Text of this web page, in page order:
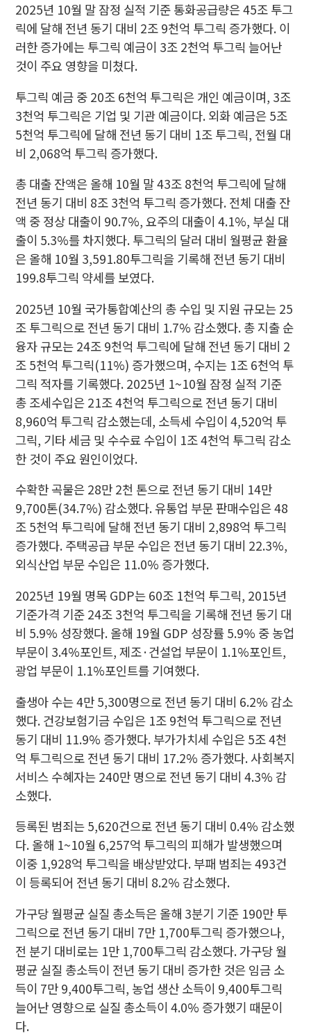
2025년 10월 말 잠정 실적 기준 통화공급량은 45조 투그
릭에 달해 전년 동기 대비 2조 9천억 투그릭 증가했다. 이
러한 증가에는 투그릭 예금이 3조 2천억 투그릭 늘어난
것이 주요 영향을 미쳤다.
투그릭 예금 중 20조 6천억 투그릭은 개인 예금이며, 3조
3천억 투그릭은 기업 및 기관 예금이다. 외화 예금은 5조
5천억 투그릭에 달해 전년 동기 대비 1조 투그릭, 전월 대
비 2,068억 투그릭 증가했다.
총 대출 잔액은 올해 10월 말 43조 8천억 투그릭에 달해
전년 동기 대비 8조 3천억 투그릭 증가했다. 전체 대출 잔
액 중 정상 대출이 90.7%, 요주의 대출이 4.1%, 부실 대
출이 5.3%를 차지했다. 투그릭의 달러 대비 월평균 환율
은 올해 10월 3,591.80투그릭을 기록해 전년 동기 대비
199.8투그릭 약세를 보였다.
2025년 10월 국가통합예산의 총 수입 및 지원 규모는 25
조 투그릭으로 전년 동기 대비 1.7% 감소했다. 총 지출 순
융자 규모는 24조 9천억 투그릭에 달해 전년 동기 대비 2
조 5천억 투그릭(11%) 증가했으며, 수지는 1조 6천억 투
그릭 적자를 기록했다. 2025년 1~10월 잠정 실적 기준
총 조세수입은 21조 4천억 투그릭으로 전년 동기 대비
8,960억 투그릭 감소했는데, 소득세 수입이 4,520억 투
그릭, 기타 세금 및 수수료 수입이 1조 4천억 투그릭 감소
한 것이 주요 원인이었다.
수확한 곡물은 28만 2천 톤으로 전년 동기 대비 14만
9,700톤(34.7%) 감소했다. 유통업 부문 판매수입은 48
조 5천억 투그릭에 달해 전년 동기 대비 2,898억 투그릭
증가했다. 주택공급 부문 수입은 전년 동기 대비 22.3%,
외식산업 부문 수입은 11.0% 증가했다.
2025년 19월 명목 GDP는 60조 1천억 투그릭, 2015년
기준가격 기준 24조 3천억 투그릭을 기록해 전년 동기 대
비 5.9% 성장했다. 올해 19월 GDP 성장률 5.9% 중 농업
부문이 3.4%포인트, 제조·건설업 부문이 1.1%포인트,
광업 부문이 1.1%포인트를 기여했다.
출생아 수는 4만 5,300명으로 전년 동기 대비 6.2% 감소
했다. 건강보험기금 수입은 1조 9천억 투그릭으로 전년
동기 대비 11.9% 증가했다. 부가가치세 수입은 5조 4천
억 투그릭으로 전년 동기 대비 17.2% 증가했다. 사회복지
서비스 수혜자는 240만 명으로 전년 동기 대비 4.3% 감
소했다.
등록된 범죄는 5,620건으로 전년 동기 대비 0.4% 감소했
다. 올해 1~10월 6,257억 투그릭의 피해가 발생했으며
이중 1,928억 투그릭을 배상받았다. 부패 범죄는 493건
이 등록되어 전년 동기 대비 8.2% 감소했다.
가구당 월평균 실질 총소득은 올해 3분기 기준 190만 투
그릭으로 전년 동기 대비 7만 1,700투그릭 증가했으나,
전 분기 대비로는 1만 1,700투그릭 감소했다. 가구당 월
평균 실질 총소득이 전년 동기 대비 증가한 것은 임금 소
득이 7만 9,400투그릭, 농업 생산 소득이 9,400투그릭
늘어난 영향으로 실질 총소득이 4.0% 증가했기 때문이
다.